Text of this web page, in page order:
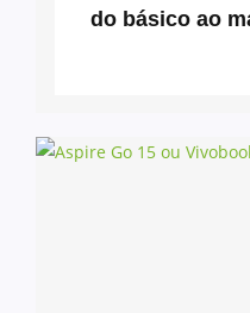
do básico ao